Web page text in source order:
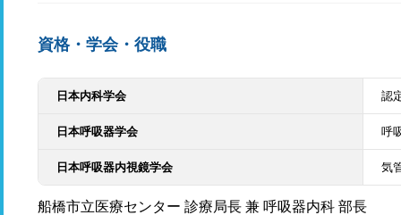
資格・学会・役職
日本内科学会 認
日本呼吸器学会 呼
日本呼吸器内視鏡学会 気
船橋市立医療センター 診療局長 兼 呼吸器内科 部長